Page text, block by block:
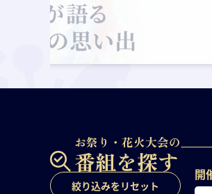
お祭り・ 花火大会の
番組を探す
絞り込みをリセット
開